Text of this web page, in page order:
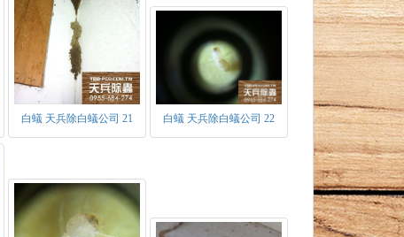
及非生殖型兩種。
一次產出有翅繁殖蟻時，表示此群體已進入
蟻。當在空中飛舞一段時間，便會自行斷
之前身。
群原始之蟻王、蟻后，色深體硬，具發達
不高，主要以生產工蟻為主，約三個月時
年，當原始蟻王蟻后死亡後，才由短翅及無
白蟻 天兵除白蟻公司 21 白蟻 天兵除白蟻公司 22